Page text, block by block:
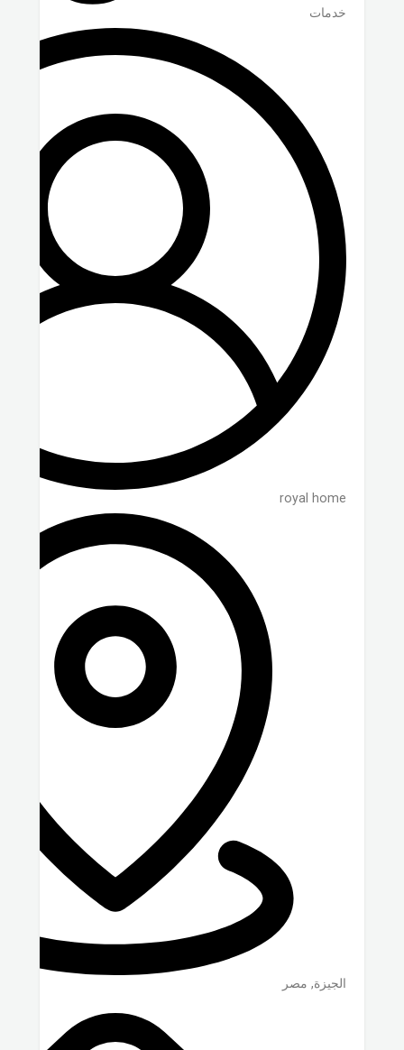
خدمات
royal home
الجيزة, مصر